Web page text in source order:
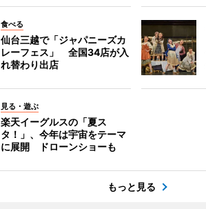
食べる
仙台三越で「ジャパニーズカ
レーフェス」 全国34店が入
れ替わり出店
見る・遊ぶ
楽天イーグルスの「夏ス
タ！」、今年は宇宙をテーマ
に展開 ドローンショーも
もっと見る